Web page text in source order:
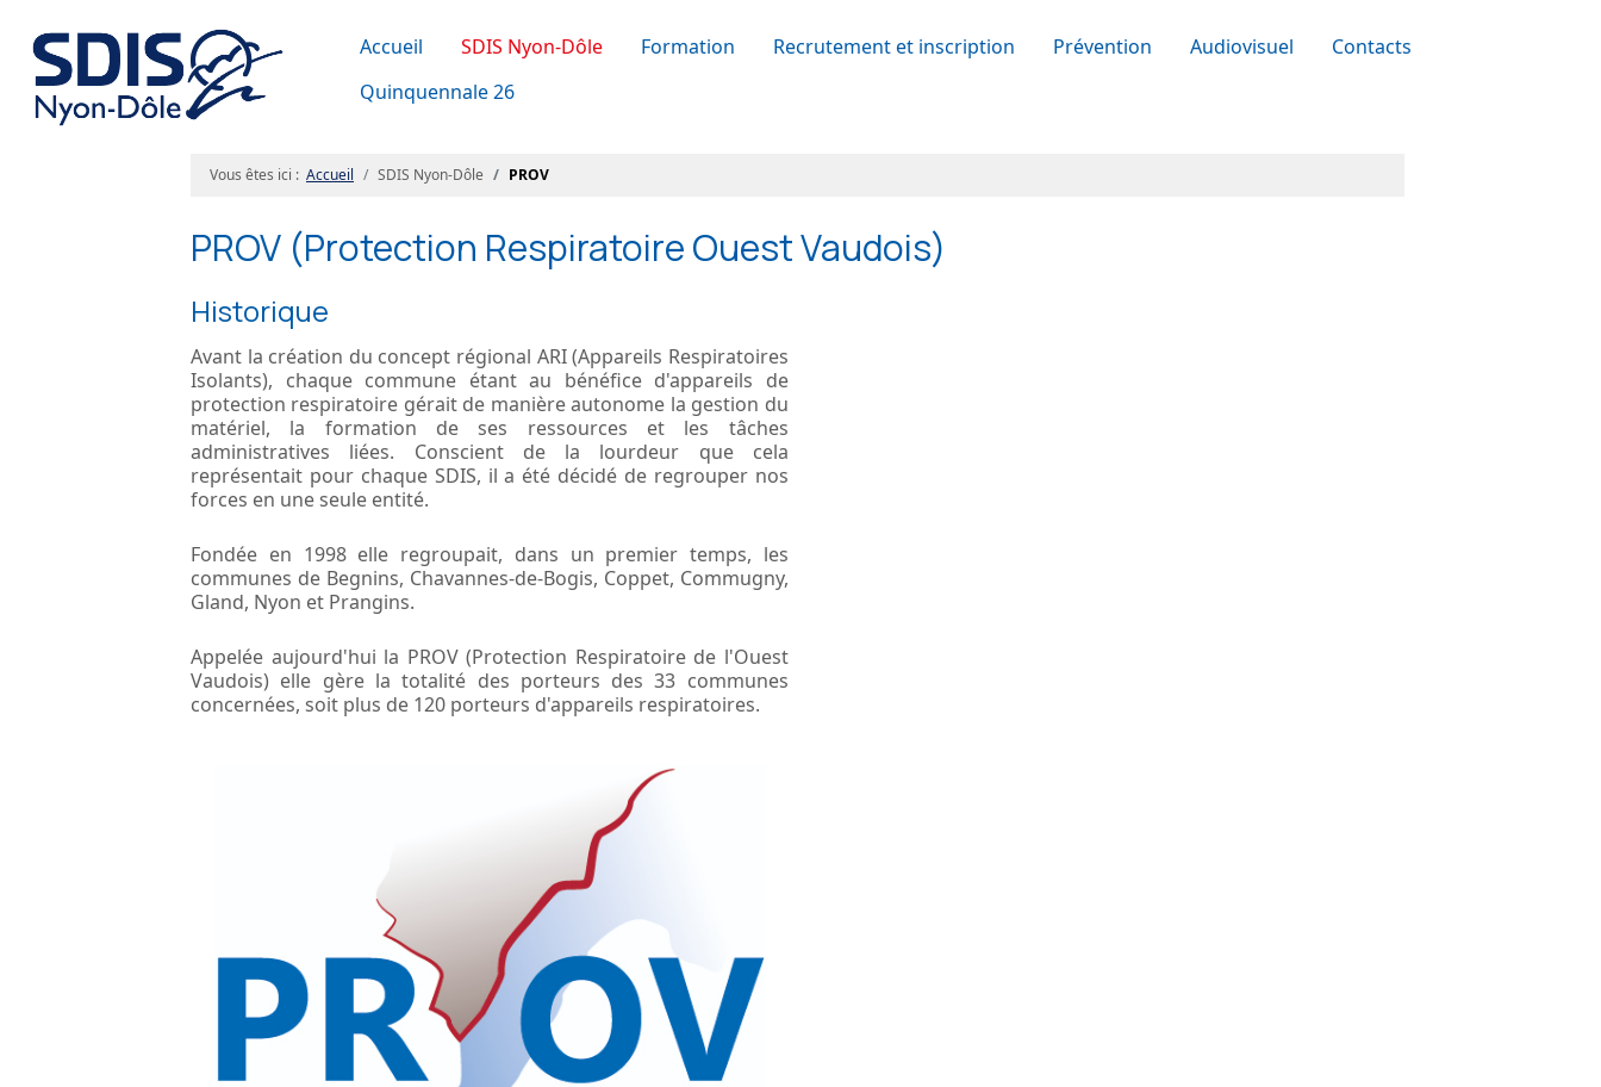
Accueil SDIS Nyon-Dôle Formation Recrutement et inscription Prévention Audiovisuel
Contacts
Quinquennale 26
Vous êtes ici : Accueil SDIS Nyon-Dôle PROV
PROV (Protection Respiratoire Ouest Vaudois)
Historique
Avant la création du concept régional ARI (Appareils Respiratoires
Isolants), chaque commune étant au bénéfice d'appareils de
protection respiratoire gérait de manière autonome la gestion du
matériel, la formation de ses ressources et les tâches
administratives liées. Conscient de la lourdeur que cela
représentait pour chaque SDIS, il a été décidé de regrouper nos
forces en une seule entité.
Fondée en 1998 elle regroupait, dans un premier temps, les
communes de Begnins, Chavannes-de-Bogis, Coppet, Commugny,
Gland, Nyon et Prangins.
Appelée aujourd'hui la PROV (Protection Respiratoire de l'Ouest
Vaudois) elle gère la totalité des porteurs des 33 communes
concernées, soit plus de 120 porteurs d'appareils respiratoires.